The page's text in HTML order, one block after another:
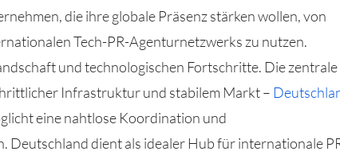
die ihre globale Präsenz stärken wollen, von
Tech-PR-Agenturnetzwerks zu nutzen.
und technologischen Fortschritte. Die zentrale
Infrastruktur und stabilem Markt –
eine nahtlose Koordination und
Deutschland dient als idealer Hub für internationale